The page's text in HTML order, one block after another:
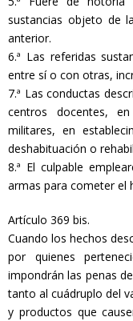
sustancias objeto de
anterior.
6.ª Las referidas
entre sí o con otras,
7.ª Las conductas
centros docentes,
militares, en
deshabituación o
8.ª El culpable
armas para cometer el
Artículo 369 bis.
Cuando los hechos
por quienes
impondrán las penas
tanto al cuádruplo del
y productos que